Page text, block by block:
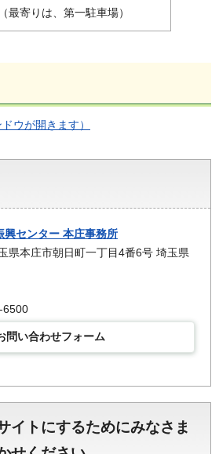
最寄りは、第一駐車場）
ウが開きます）
興センター 本庄事務所
県本庄市朝日町一丁目4番6号 埼玉県
6500
問い合わせフォーム
イトにするためにみなさま